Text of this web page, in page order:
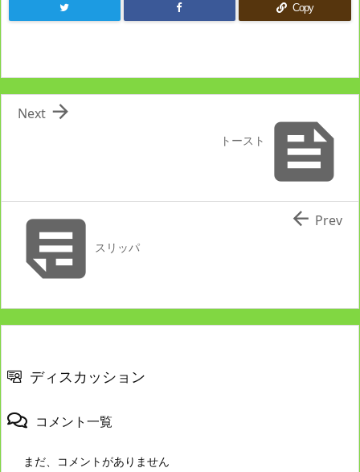
Copy

トースト

Next
スリッパ
 Prev
ディスカッション
コメント一覧
まだ、コメントがありません